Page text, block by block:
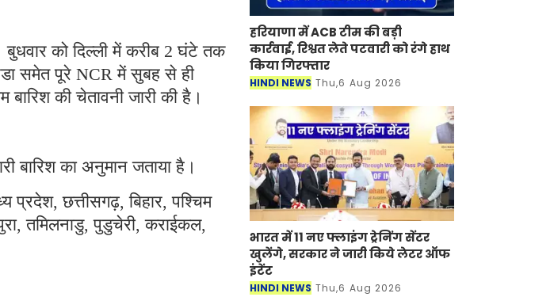
बुधवार को दिल्ली में करीब 2 घंटे तक
समेत पूरे NCR में सुबह से ही
की चेतावनी जारी की है।
बारिश का अनुमान जताया है।
प्रदेश, छत्तीसगढ़, बिहार, पश्चिम
तमिलनाडु, पुडुचेरी, कराईकल,
हरियाणा में ACB टीम की बड़ी
कार्रवाई, रिश्वत लेते पटवारी को रंगे हाथ
किया गिरफ्तार
HINDI NEWS Thu,6 Aug 2026
भारत में 11 नए फ्लाइंग ट्रेनिंग सेंटर
खुलेंगे, सरकार ने जारी किये लेटर ऑफ
इंटेंट
HINDI NEWS Thu,6 Aug 2026